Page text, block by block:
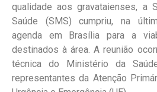
qualidade aos gravataienses, a
Saúde (SMS) cumpriu, na
agenda em Brasília para a
destinados à área. A reunião
técnica do Ministério da
representantes da Atenção